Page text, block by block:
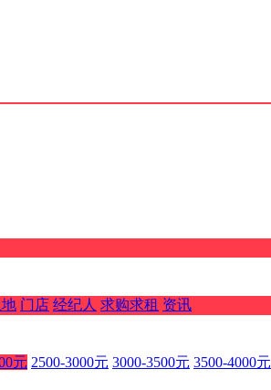
门店 经纪人 求购求租 资讯
元 2500-3000元 3000-3500元 3500-4000元